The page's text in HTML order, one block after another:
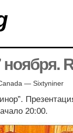
— Sixtyniner
20:00.